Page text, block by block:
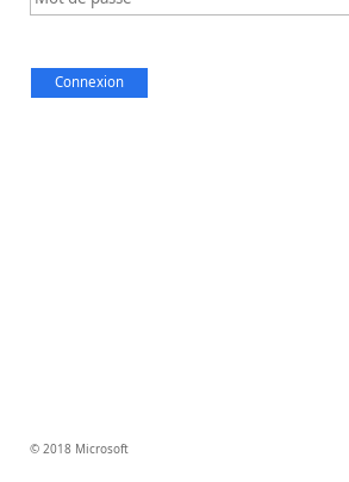
Connexion
© 2018 Microsoft